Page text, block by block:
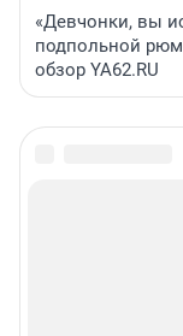
«Девчонки, вы
подпольной
обзор YA62.RU